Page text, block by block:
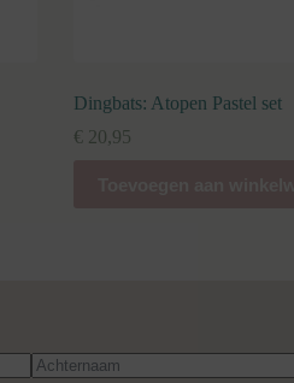
Dingbats: Atopen Pastel set
€ 20,95